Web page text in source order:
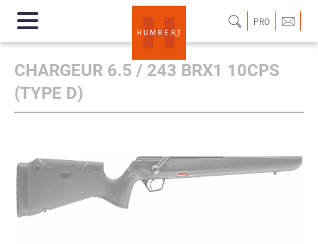
PRO
CHARGEUR 6.5 / 243 BRX1 10CPS
(TYPE D)